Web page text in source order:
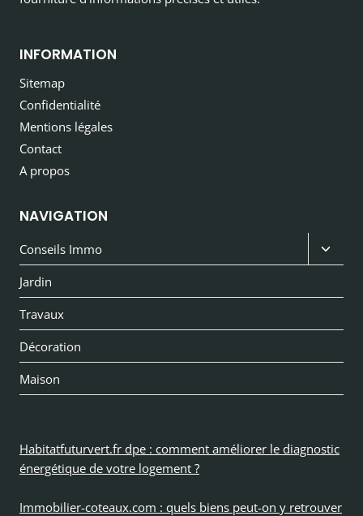
INFORMATION
Sitemap
Confidentialité
Mentions légales
Contact
A propos
NAVIGATION
Conseils Immo
le
menu
Jardin
Travaux
Décoration
Maison
Habitatfuturvert.fr dpe : comment améliorer le diagnostic
énergétique de votre logement ?
Immobilier-coteaux.com : quels biens peut-on y retrouver